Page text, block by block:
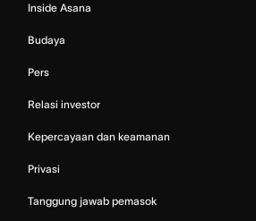
Inside Asana
Budaya
Pers
Relasi investor
Kepercayaan dan keamanan
Privasi
Tanggung jawab pemasok